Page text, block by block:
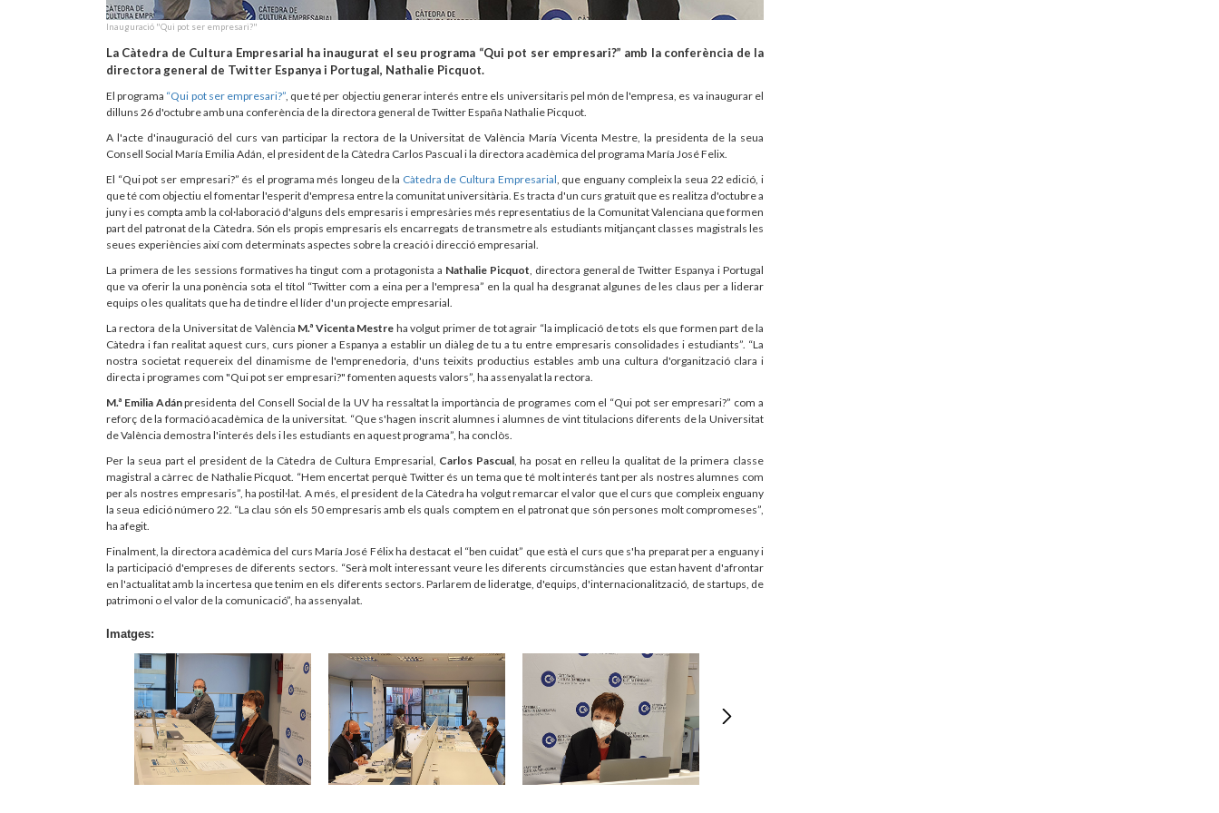
Inauguració "Qui pot ser empresari?"
La Càtedra de Cultura Empresarial ha inaugurat el seu programa “Qui pot ser empresari?” amb la conferència de la
directora general de Twitter Espanya i Portugal, Nathalie Picquot.
El programa “Qui pot ser empresari?”, que té per objectiu generar interés entre els universitaris pel món de l'empresa, es va inaugurar el
dilluns 26 d'octubre amb una conferència de la directora general de Twitter España Nathalie Picquot.
A l'acte d'inauguració del curs van participar la rectora de la Universitat de València María Vicenta Mestre, la presidenta de la seua
Consell Social María Emilia Adán, el president de la Càtedra Carlos Pascual i la directora acadèmica del programa María José Felix.
El “Qui pot ser empresari?” és el programa més longeu de la Càtedra de Cultura Empresarial , que enguany compleix la seua 22 edició, i
que té com objectiu el fomentar l'esperit d'empresa entre la comunitat universitària. Es tracta d'un curs gratuït que es realitza d'octubre a
juny i es compta amb la col·laboració d'alguns dels empresaris i empresàries més representatius de la Comunitat Valenciana que formen
part del patronat de la Càtedra. Són els propis empresaris els encarregats de transmetre als estudiants mitjançant classes magistrals les
seues experiències així com determinats aspectes sobre la creació i direcció empresarial.
La primera de les sessions formatives ha tingut com a protagonista a Nathalie Picquot , directora general de Twitter Espanya i Portugal
que va oferir la una ponència sota el títol “Twitter com a eina per a l'empresa” en la qual ha desgranat algunes de les claus per a liderar
equips o les qualitats que ha de tindre el líder d'un projecte empresarial.
La rectora de la Universitat de València M.ª Vicenta Mestre ha volgut primer de tot agrair “la implicació de tots els que formen part de la
Càtedra i fan realitat aquest curs, curs pioner a Espanya a establir un diàleg de tu a tu entre empresaris consolidades i estudiants”. “La
nostra societat requereix del dinamisme de l'emprenedoria, d'uns teixits productius estables amb una cultura d'organització clara i
directa i programes com "Qui pot ser empresari?" fomenten aquests valors”, ha assenyalat la rectora.
M.ª Emilia Adánpresidenta del Consell Social de la UV ha ressaltat la importància de programes com el “Qui pot ser empresari?” com a
reforç de la formació acadèmica de la universitat. “Que s'hagen inscrit alumnes i alumnes de vint titulacions diferents de la Universitat
de València demostra l'interés dels i les estudiants en aquest programa”, ha conclòs.
Per la seua part el president de la Càtedra de Cultura Empresarial, Carlos Pascual, ha posat en relleu la qualitat de la primera classe
magistral a càrrec de Nathalie Picquot. “Hem encertat perquè Twitter és un tema que té molt interés tant per als nostres alumnes com
per als nostres empresaris”, ha postil·lat. A més, el president de la Càtedra ha volgut remarcar el valor que el curs que compleix enguany
la seua edició número 22. “La clau són els 50 empresaris amb els quals comptem en el patronat que són persones molt compromeses”,
ha afegit.
Finalment, la directora acadèmica del curs María José Félix ha destacat el “ben cuidat” que està el curs que s'ha preparat per a enguany i
la participació d'empreses de diferents sectors. “Serà molt interessant veure les diferents circumstàncies que estan havent d'afrontar
en l'actualitat amb la incertesa que tenim en els diferents sectors. Parlarem de lideratge, d'equips, d'internacionalització, de startups, de
patrimoni o el valor de la comunicació”, ha assenyalat.
Imatges: